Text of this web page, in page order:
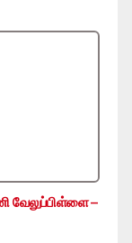
வேலுப்பிள்ளை –